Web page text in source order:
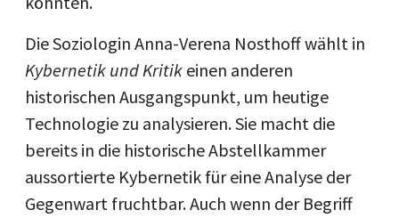
Die Soziologin Anna-Verena Nosthoff wählt in
Kybernetik und Kritik einen anderen
historischen Ausgangspunkt, um heutige
Technologie zu analysieren. Sie macht die
bereits in die historische Abstellkammer
aussortierte Kybernetik für eine Analyse der
Gegenwart fruchtbar. Auch wenn der Begriff